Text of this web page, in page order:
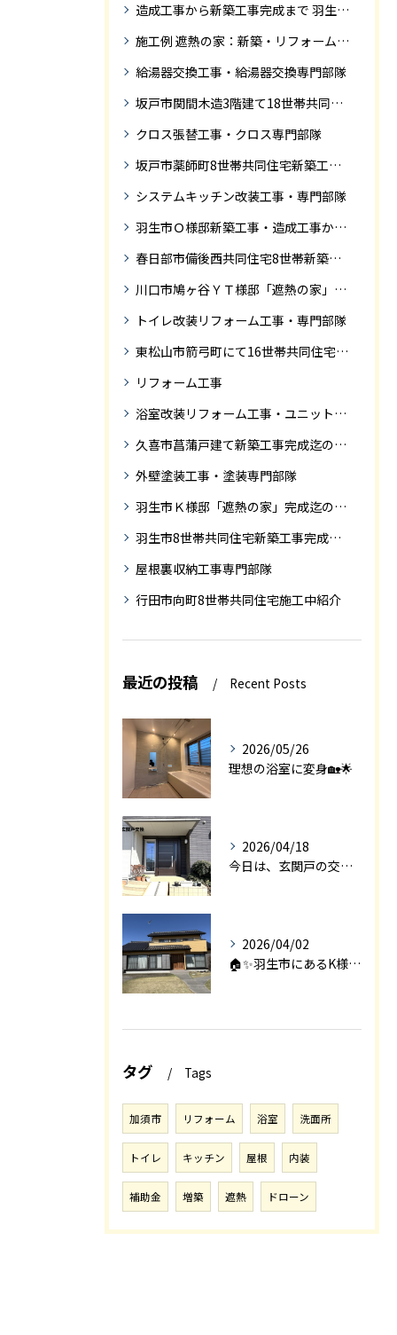
造成工事から新築工事完成まで 羽生市Ｓ様邸新築工事・
施工例 遮熱の家：新築・リフォーム ドローンにて空撮
給湯器交換工事・給湯器交換専門部隊
坂戸市関間木造3階建て18世帯共同住宅の完成迄紹介
クロス張替工事・クロス専門部隊
坂戸市薬師町8世帯共同住宅新築工事完成迄の紹介です
システムキッチン改装工事・専門部隊
羽生市Ｏ様邸新築工事・造成工事から住宅完成までの紹介
春日部市備後西共同住宅8世帯新築工事完成迄の紹介です。
川口市鳩ヶ谷ＹＴ様邸「遮熱の家」工事状況
トイレ改装リフォーム工事・専門部隊
東松山市箭弓町にて16世帯共同住宅新築工事完成迄の紹介です。
リフォーム工事
浴室改装リフォーム工事・ユニットバス専門部隊
久喜市菖蒲戸建て新築工事完成迄の紹介
外壁塗装工事・塗装専門部隊
羽生市Ｋ様邸「遮熱の家」完成迄の紹介です
羽生市8世帯共同住宅新築工事完成迄の紹介
屋根裏収納工事専門部隊
行田市向町8世帯共同住宅施工中紹介
最近の投稿 Recent Posts
2026/05/26
理想の浴室に変身🏡🌟
2026/04/18
今日は、玄関戸の交換工事をご紹介します🚪✨。
2026/04/02
🏠✨羽生市にあるK様邸は、2008年に㈱エアロックで新築され...
タグ Tags
加須市 リフォーム 浴室 洗面所
トイレ キッチン 屋根 内装
補助金 増築 遮熱 ドローン